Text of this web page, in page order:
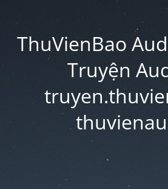
ThuVienBao
Truyện